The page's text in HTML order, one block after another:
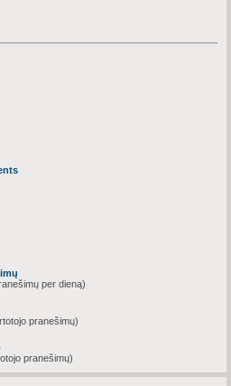
per dieną)
pranešimų)
pranešimų)